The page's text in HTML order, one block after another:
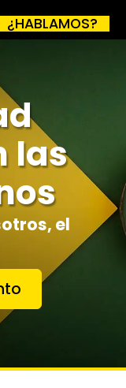
¿HABLAMOS?
las
el